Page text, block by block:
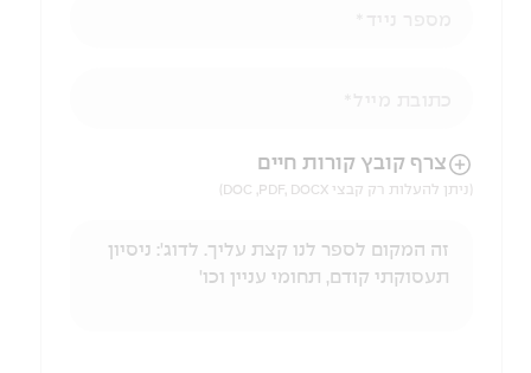
הניווט לאחר העלאת הקובץ באמצעות מקש ה-TAB
צרף קובץ קורות חיים
(ניתן להעלות רק קבצי DOC ,PDF, DOCX)